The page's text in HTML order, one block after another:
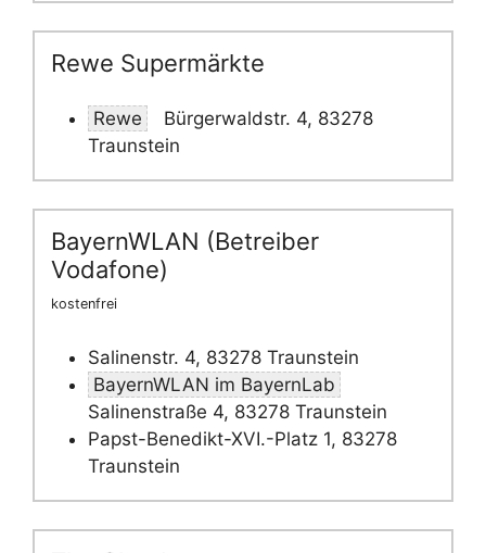
Rewe Supermärkte
Rewe
Bürgerwaldstr. 4, 83278
Traunstein
BayernWLAN (Betreiber
Vodafone)
kostenfrei
Salinenstr. 4, 83278 Traunstein
BayernWLAN im BayernLab
Salinenstraße 4, 83278 Traunstein
Papst-Benedikt-XVI.-Platz 1, 83278
Traunstein